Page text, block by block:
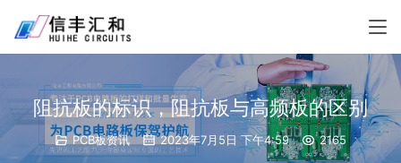
阻抗板的标识，阻抗板与高频板的区别
PCB板资讯 2023年7月5日 下午4:59 2165